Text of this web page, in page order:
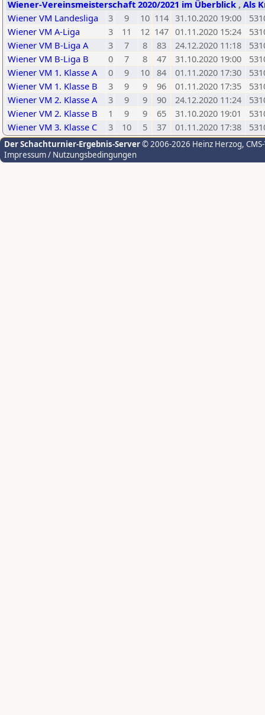
Wiener-Vereinsmeisterschaft 2020/2021 im Überblick , Als
Wiener VM Landesliga
3 9 10 114 31.10.2020 19:00
Wiener VM A-Liga
3 11 12 147 01.11.2020 15:24
Wiener VM B-Liga A
3 7 8 83 24.12.2020 11:18
Wiener VM B-Liga B
0 7 8 47 31.10.2020 19:00
Wiener VM 1. Klasse A
0 9 10 84 01.11.2020 17:30
Wiener VM 1. Klasse B
3 9 9 96 01.11.2020 17:35
Wiener VM 2. Klasse A
3 9 9 90 24.12.2020 11:24
Wiener VM 2. Klasse B
1 9 9 65 31.10.2020 19:01
Wiener VM 3. Klasse C
3 10 5 37 01.11.2020 17:38
Der Schachturnier-Ergebnis-Server© 2006-2026 Heinz Herzog,
Impressum / Nutzungsbedingungen